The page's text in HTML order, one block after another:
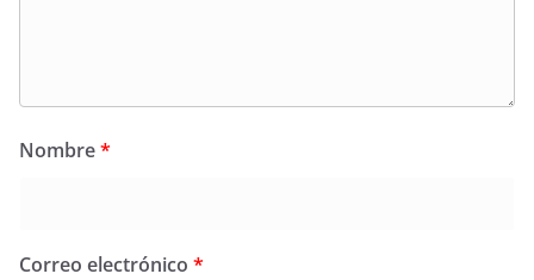
Nombre*
Correo electrónico *